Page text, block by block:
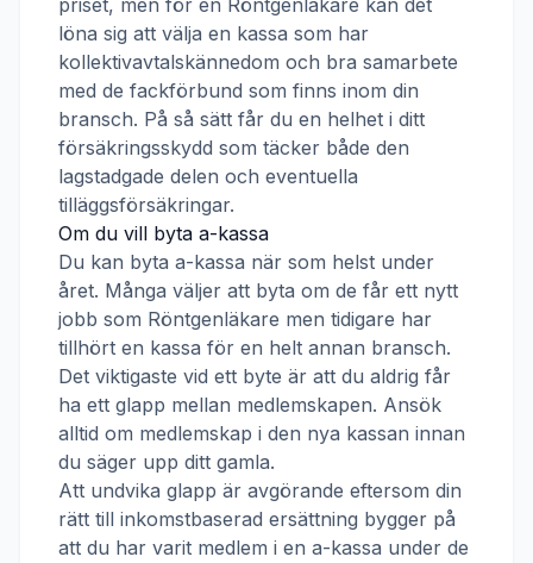
priset, men för en Röntgenläkare kan det
löna sig att välja en kassa som har
kollektivavtalskännedom och bra samarbete
med de fackförbund som finns inom din
bransch. På så sätt får du en helhet i ditt
försäkringsskydd som täcker både den
lagstadgade delen och eventuella
tilläggsförsäkringar.
Om du vill byta a-kassa
Du kan byta a-kassa när som helst under
året. Många väljer att byta om de får ett nytt
jobb som Röntgenläkare men tidigare har
tillhört en kassa för en helt annan bransch.
Det viktigaste vid ett byte är att du aldrig får
ha ett glapp mellan medlemskapen. Ansök
alltid om medlemskap i den nya kassan innan
du säger upp ditt gamla.
Att undvika glapp är avgörande eftersom din
rätt till inkomstbaserad ersättning bygger på
att du har varit medlem i en a-kassa under de